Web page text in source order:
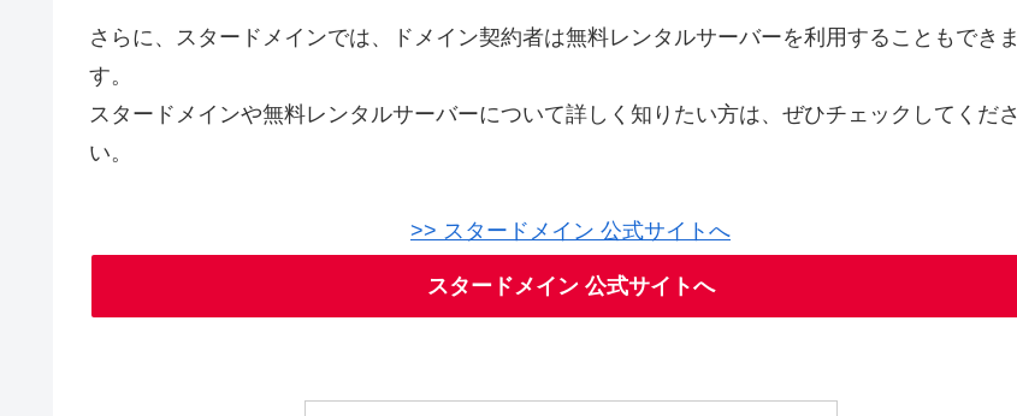
さらに、スタードメインでは、ドメイン契約者は無料レンタルサーバーを利用することもできま
す。
スタードメインや無料レンタルサーバーについて詳しく知りたい方は、ぜひチェックしてくださ
い。
>> スタードメイン 公式サイトへ
スタードメイン 公式サイトへ